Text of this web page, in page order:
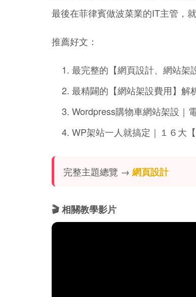
最後在菲律賓做波菜業的IT主管，
推薦好文：
最完整的【網頁設計、網站架
最精闢的【網站架設費用】解
Wordpress購物車網站架設｜
WP架站一人就搞定｜１６大
完整主題總覽 → 網頁設計
🎬 相關教學影片